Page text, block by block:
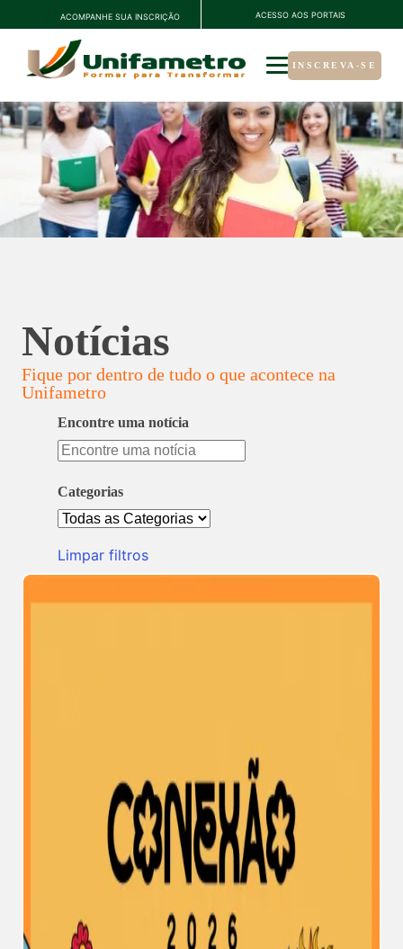
ACOMPANHE SUA INSCRIÇÃO ACESSO AOS PORTAIS
INSCREVA-SE
Notícias
Fique por dentro de tudo o que acontece na
Unifametro
Encontre uma notícia
Encontre
uma
notícia
Categorias
Todas
Categorias
Limpar filtros